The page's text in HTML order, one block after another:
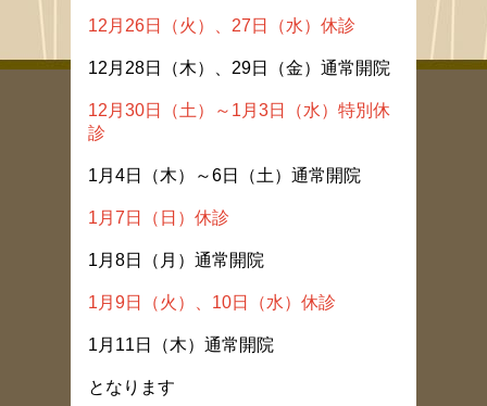
12月26日（火）、27日（水）休診
12月28日（木）、29日（金）通常開院
12月30日（土）～1月3日（水）特別休
診
1月4日（木）～6日（土）通常開院
1月7日（日）休診
1月8日（月）通常開院
1月9日（火）、10日（水）休診
1月11日（木）通常開院
となります